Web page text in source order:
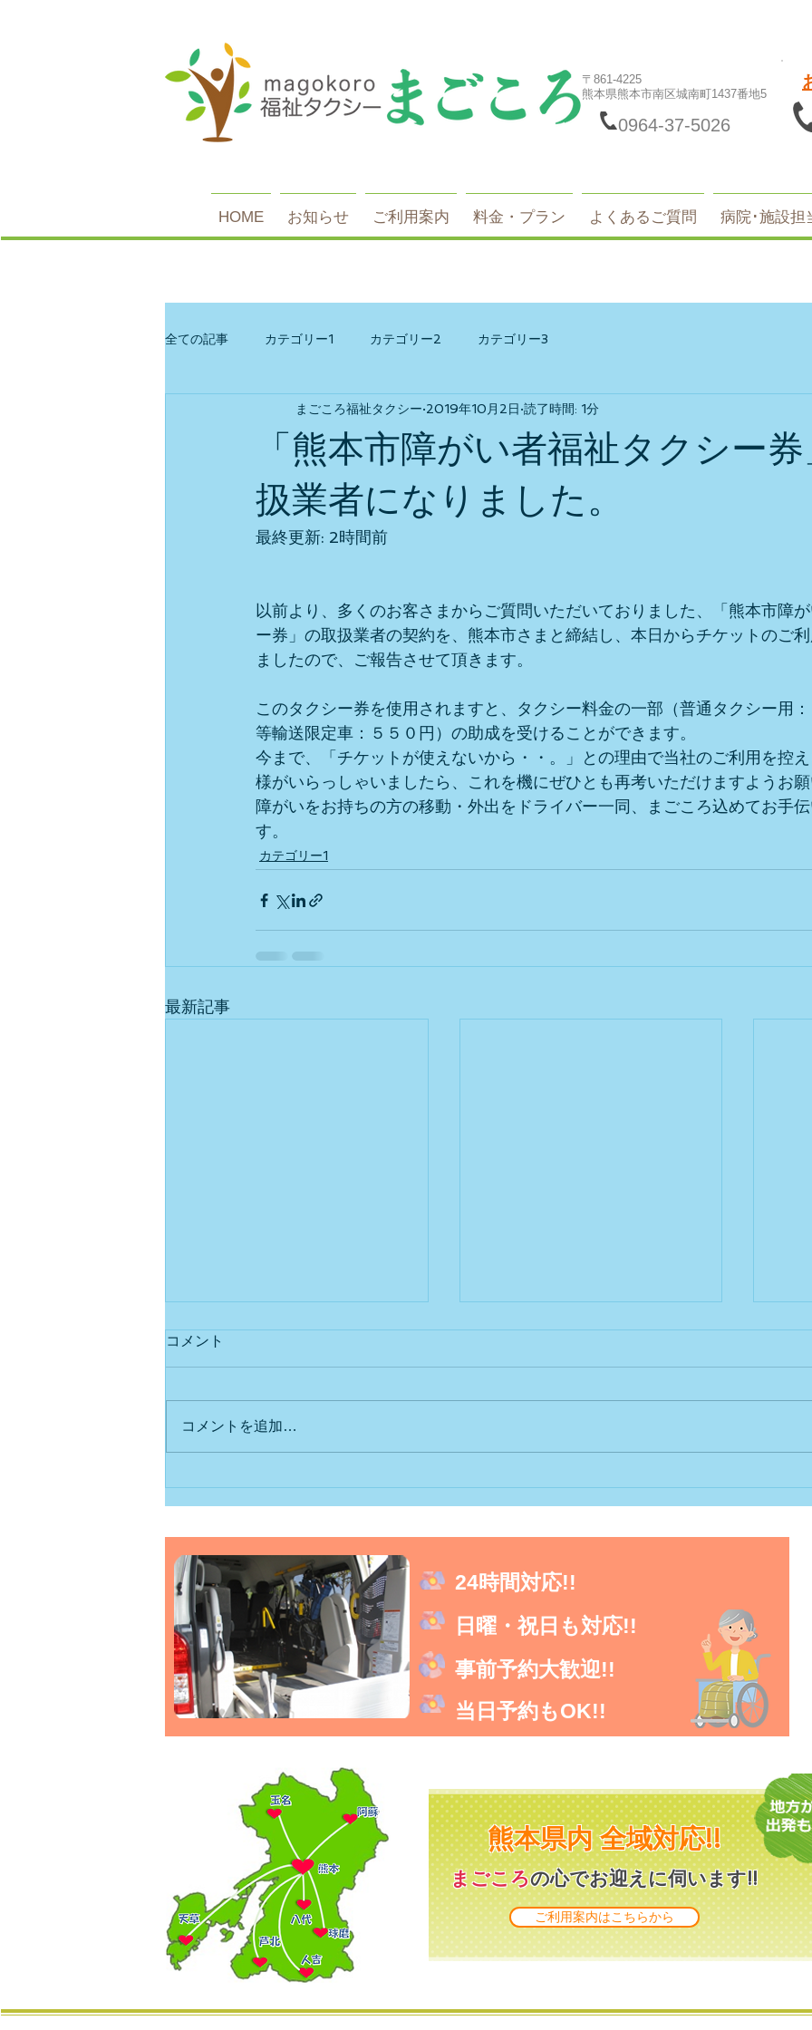
〒861-4225
熊本県熊本市南区城南町1437番地5
0964-37-5026
HOME お知らせ ご利用案内 料金・プラン よくあるご質問 病院･施設担
全ての記事 カテゴリー1 カテゴリー2 カテゴリー3
「熊本市障がい者福祉タクシー
扱業者になりました。
まごころ福祉タクシー 2019年10月2日 読了時間: 1分
最終更新: 2時間前
以前より、多くのお客さまからご質問いただいておりました、「熊本市障
ー券」の取扱業者の契約を、熊本市さまと締結し、本日からチケットのご
ましたので、ご報告させて頂きます。
このタクシー券を使用されますと、タクシー料金の一部（普通タクシー用
等輸送限定車：５５０円）の助成を受けることができます。
今まで、「チケットが使えないから・・。」との理由で当社のご利用を控
様がいらっしゃいましたら、これを機にぜひとも再考いただけますようお願
障がいをお持ちの方の移動・外出をドライバー一同、まごころ込めてお手
す。
カテゴリー1
最新記事
のご依頼
ただきました。
ログ
コメント
コメントを追加…
24時間対応!!
日曜・祝日も対応!!
事前予約大歓迎!!
当日予約もOK!!
熊本県内 全域対応!!
まごころの心でお迎えに伺います!!
ご利用案内はこちらから